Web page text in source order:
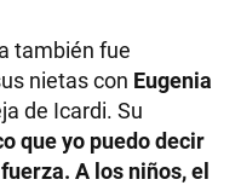
también fue
nietas con Eugenia
de Icardi. Su
que yo puedo decir
A los niños, el